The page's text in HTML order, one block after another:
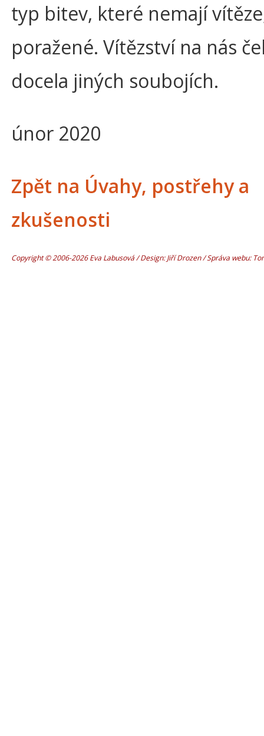
typ bitev, které nemají
poražené. Vítězství na nás
docela jiných soubojích.
únor 2020
Zpět na Úvahy, postřehy a
zkušenosti
Copyright © 2006-2026 Eva Labusová / Design: Jiří Drozen / Správa webu: